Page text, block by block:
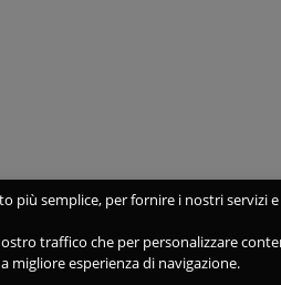
più semplice, per fornire i nostri
traffico che per personalizzare
migliore esperienza di navigazione.